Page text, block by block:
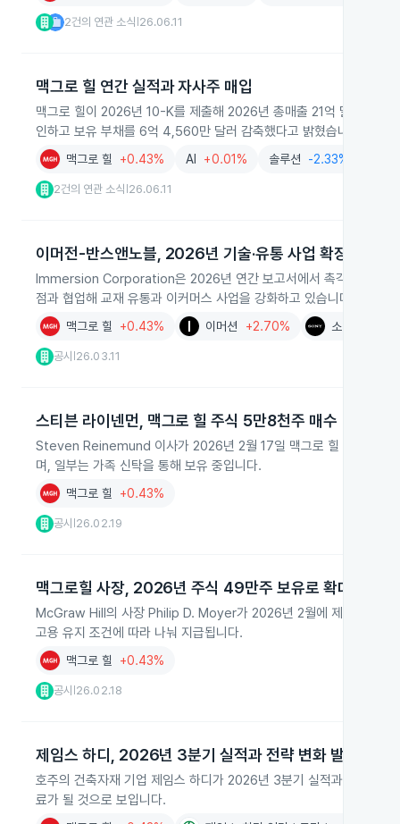
2건의 연관 소식 26.06.11
맥그로 힐 연간 실적과 자사주 매입
맥그로 힐이 2026년 10-K를 제출해 2026년 총매출 21억 달러, 순
인하고 보유 부채를 6억 4,560만 달러 감축했다고 밝혔습니다.
맥그로 힐 +0.43% AI +0.01% 솔루션 -2.33%
2건의 연관 소식 26.06.11
이머전-반스앤노블, 2026년 기술·유통 사업 확장
Immersion Corporation은 2026년 연간 보고서에서 촉각 기술 특
점과 협업해 교재 유통과 이커머스 사업을 강화하고 있습니다.
맥그로 힐 +0.43% 이머션 +2.70% 소니 그룹
공시 26.03.11
스티븐 라이넨먼, 맥그로 힐 주식 5만8천주 매수
Steven Reinemund 이사가 2026년 2월 17일 맥그로 힐 보통주
며, 일부는 가족 신탁을 통해 보유 중입니다.
맥그로 힐 +0.43%
공시 26.02.19
맥그로힐 사장, 2026년 주식 49만주 보유로 확대
McGraw Hill의 사장 Philip D. Moyer가 2026년 2월에 제한주식단
고용 유지 조건에 따라 나눠 지급됩니다.
맥그로 힐 +0.43%
공시 26.02.18
제임스 하디, 2026년 3분기 실적과 전략 변화 발표
호주의 건축자재 기업 제임스 하디가 2026년 3분기 실적과 상반기
료가 될 것으로 보입니다.